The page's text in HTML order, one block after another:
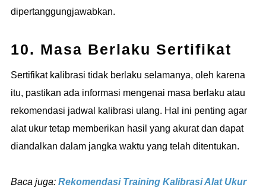
dipertanggungjawabkan.
10. Masa Berlaku Sertifikat
Sertifikat kalibrasi tidak berlaku selamanya, oleh karena
itu, pastikan ada informasi mengenai masa berlaku atau
rekomendasi jadwal kalibrasi ulang. Hal ini penting agar
alat ukur tetap memberikan hasil yang akurat dan dapat
diandalkan dalam jangka waktu yang telah ditentukan.
Baca juga: Rekomendasi Training Kalibrasi Alat Ukur